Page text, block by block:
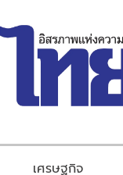
เศรษฐกิจ